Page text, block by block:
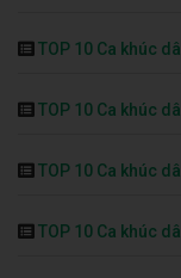
TOP 10 Ca khúc
TOP 10 Ca khúc
TOP 10 Ca khúc
TOP 10 Ca khúc